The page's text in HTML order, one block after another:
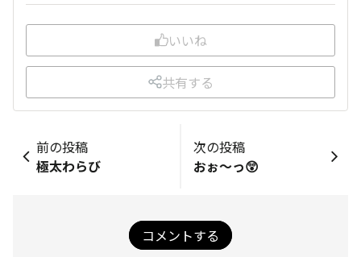
いいね
共有する
前の投稿
極太わらび
次の投稿
おぉ～っ😲
コメントする